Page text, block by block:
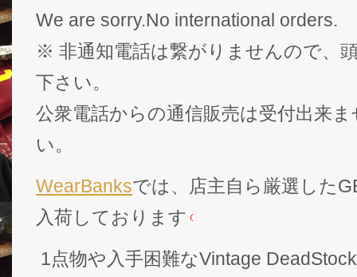
We are sorry.No international orders.
※ 非通知電話は繋がりませんので、
下さい。
公衆電話からの通信販売は受付出来
い。
WearBanksでは、店主自ら厳選した
入荷しております
1点物や入手困難なVintage